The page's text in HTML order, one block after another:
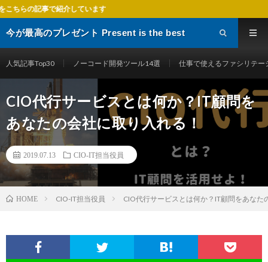
います
今が最高のプレゼント Present is the best
人気記事Top30 ノーコード開発ツール14選 仕事で使えるファシリテー
CIO代行サービスとは何か？IT顧問を
あなたの会社に取り入れる！
2019.07.13 CIO-IT担当役員
HOME CIO-IT担当役員 CIO代行サービスとは何か？IT顧問をあなた